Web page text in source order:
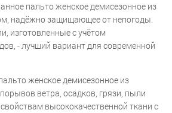
пальто женское демисезонное из
надёжно защищающее от непогоды.
изготовленные с учётом
- лучший вариант для современной
женское демисезонное из
ветра, осадков, грязи, пыли
высококачественной ткани с